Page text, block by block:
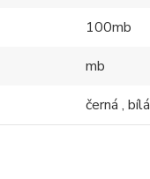
100mb
mb
černá , bílá